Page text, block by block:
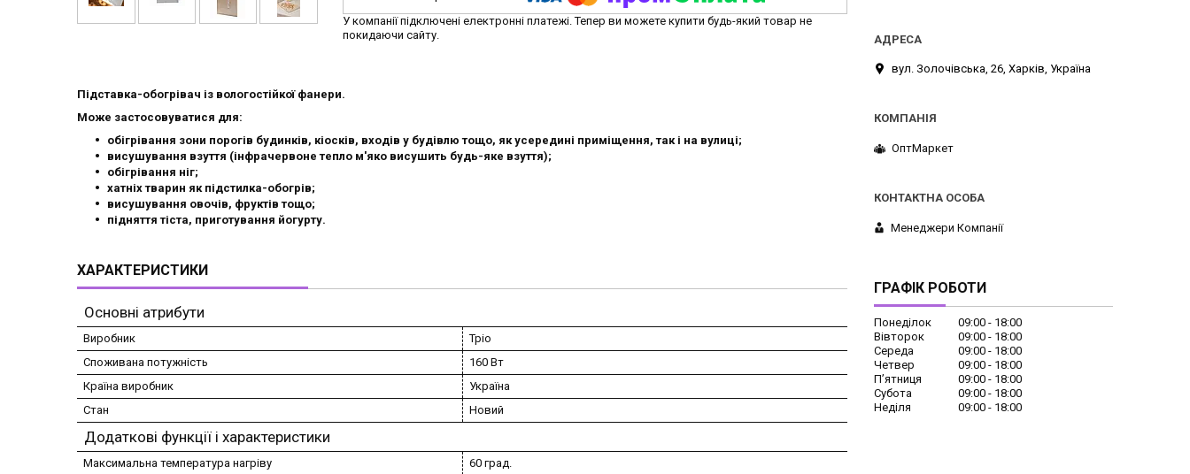
У компанії підключені електронні платежі. Тепер ви можете купити будь-який товар не
покидаючи сайту.
Підставка-обогрівач із вологостійкої фанери.
Може застосовуватися для:
обігрівання зони порогів будинків, кіосків, входів у будівлю тощо, як усередині приміщення, так і на вулиці;
висушування взуття (інфрачервоне тепло м'яко висушить будь-яке взуття);
обігрівання ніг;
хатніх тварин як підстилка-обогрів;
висушування овочів, фруктів тощо;
підняття тіста, приготування йогурту.
ХАРАКТЕРИСТИКИ
Основні атрибути
Виробник
Тріо
Споживана потужність
160 Вт
Країна виробник
Україна
Стан
Новий
Додаткові функції і характеристики
Максимальна температура нагріву
60 град.
вул. Золочівська, 26, Харків, Україна
ОптМаркет
Менеджери Компанії
ГРАФІК РОБОТИ
Понеділок 09:00
18:00
Вівторок
09:00
18:00
Середа
09:00
18:00
Четвер
09:00
18:00
Пʼятниця
09:00
18:00
Субота
09:00
18:00
Неділя
09:00 18:00